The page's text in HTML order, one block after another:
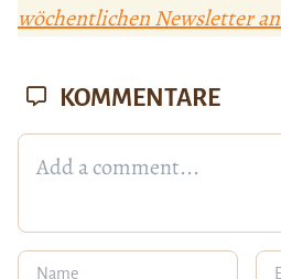
wöchentlichen Newsletter
KOMMENTARE